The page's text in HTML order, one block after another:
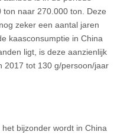
naar 270.000 ton. Deze
zeker een aantal jaren
kaasconsumptie in China
ligt, is deze aanzienlijk
2017 tot 130 g/persoon/jaar
bijzonder wordt in China